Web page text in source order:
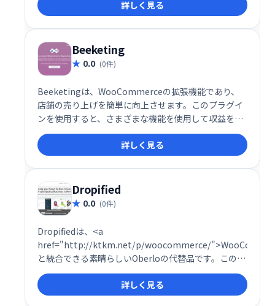
WordPressベースのWooCommerceストアをお持ち
の方にとって、最適な選択肢です。時間と労力を節約
し、売上拡大に繋がるスムーズな業務フローを提供し
ます。
詳しく見る
Beeketing
0.0 (0件)
Beeketingは、WooCommerceの拡張機能であり、
店舗の売り上げを簡単に向上させます。このプラグイ
ンを使用すると、さまざまな機能を使用して収益を増
やすことができます。Facebookチャットオプショ
ン、カウントダウンカートが付属し、割引のためのク
ーポンコードを追加して、購入者に製品を購入するよ
うに促します。
詳しく見る
Dropified
0.0 (0件)
Dropifiedは、<a
href="http://ktkm.net/p/woocommerce/
と統合できる素晴らしいOberloの代替品です。このプ
ラグインは非常に強力なプラグインであり、ドロップ
シッピングビジネスを成功させるための最も高度な機
能がいくつか付属しています。
詳しく見る